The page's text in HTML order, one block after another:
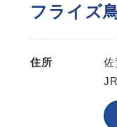
フライズ
住所
佐